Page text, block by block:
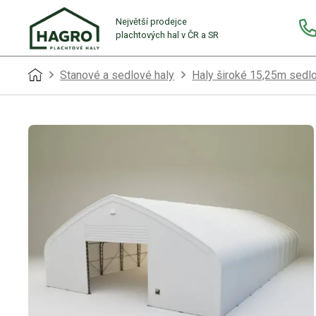
Největší prodejce
plachtových hal v ČR a SR
Stanové a sedlové haly Haly široké 15,25m